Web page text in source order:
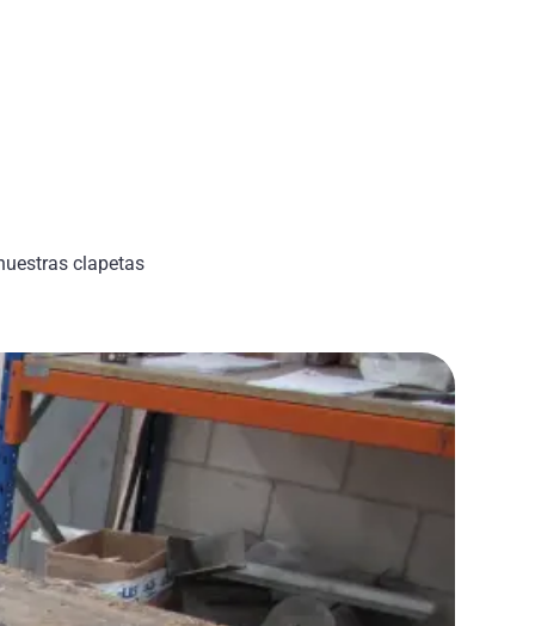
clapetas